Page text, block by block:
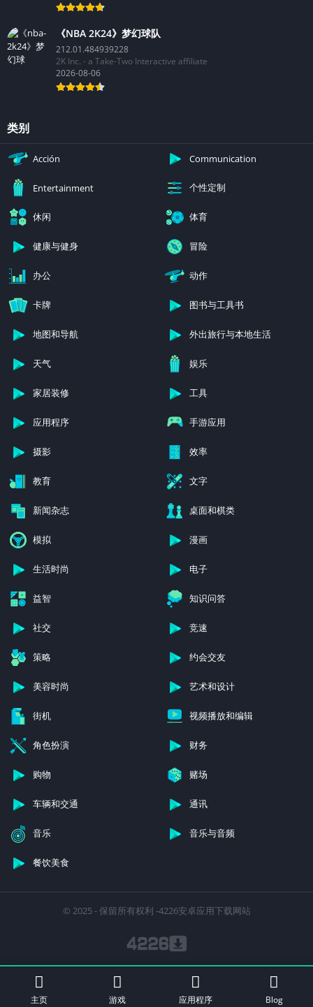
《NBA 2K24》梦幻球队
212.01.484939228
2K Inc. - a Take-Two Interactive affiliate
2026-08-06
类别
Acción Communication
Entertainment 个性定制
休闲 体育
健康与健身 冒险
办公 动作
卡牌 图书与工具书
地图和导航 外出旅行与本地生活
天气 娱乐
家居装修 工具
应用程序 手游应用
摄影 效率
教育 文字
新闻杂志 桌面和棋类
模拟 漫画
生活时尚 电子
益智 知识问答
社交 竞速
策略 约会交友
美容时尚 艺术和设计
街机 视频播放和编辑
角色扮演 财务
购物 赌场
车辆和交通 通讯
音乐 音乐与音频
餐饮美食
© 2025 - 保留所有权利 -4226安卓应用下载网站
主页 游戏 应用程序 Blog